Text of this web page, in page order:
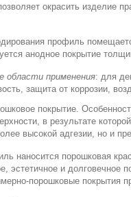
окрасить изделие
профиль
анодное покрытие
области применения: для
защита от коррозии,
покрытие.
в результате
высокой адгезии, но и
наносится порошковая
эстетичное и долговечное
порошковые покрытия